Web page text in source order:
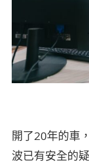
開了20年的車
波已有安全的